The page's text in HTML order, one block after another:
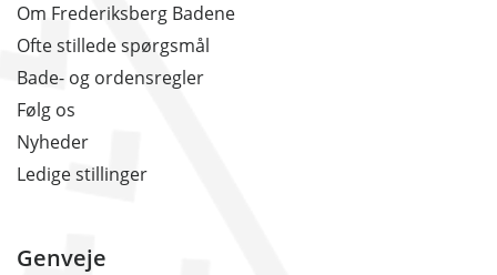
Om Frederiksberg Badene
Ofte stillede spørgsmål
Bade- og ordensregler
Følg os
Nyheder
Ledige stillinger
Genveje